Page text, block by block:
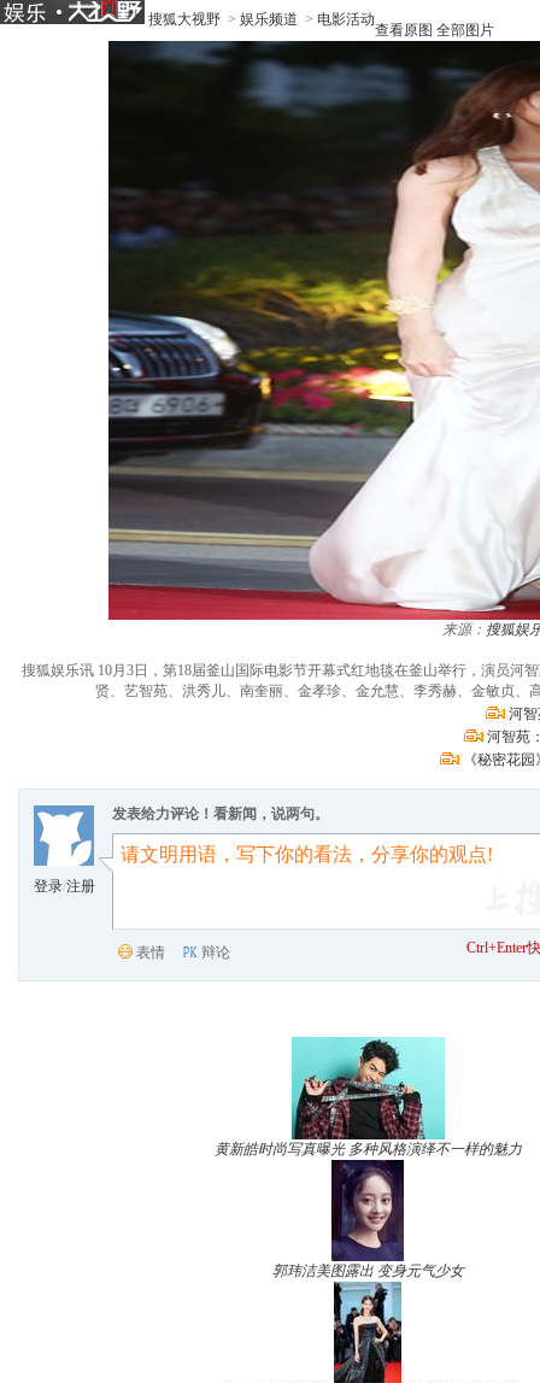
搜狐大视野 > 娱乐频道 > 电影活动
查看原图 全部图片
来源： 搜狐娱
搜狐娱乐讯 10月3日，第18届釜山国际电影节开幕式红地毯在釜山举行，演员
贤、艺智苑、洪秀儿、南奎丽、金孝珍、金允慧、李秀赫、金敏贞
河
河智苑
《秘密花
登录/注册
发表给力评论！看新闻，说两句。
表情 辩论 Ctrl+Enter
黄新皓时尚写真曝光 多种风格演绎不一样的魅力
郭玮洁美图露出 变身元气少女